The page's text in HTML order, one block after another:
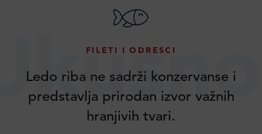
FILETI I ODRESCI
Ledo riba ne sadrži konzervanse i
predstavlja prirodan izvor važnih
hranjivih tvari.